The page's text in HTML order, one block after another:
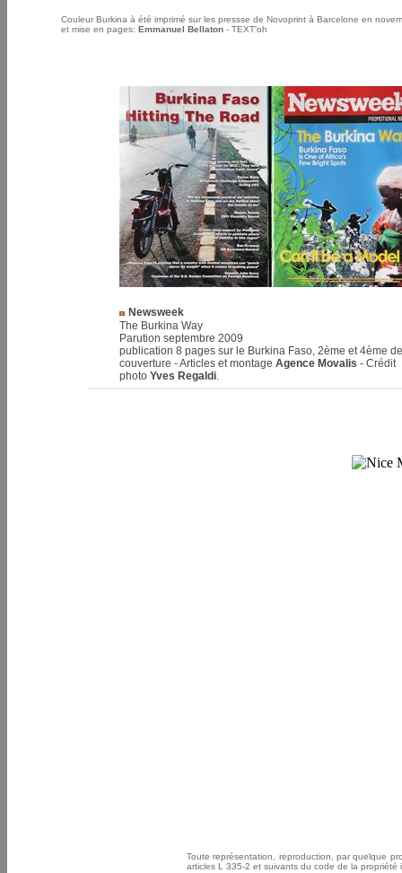
Couleur Burkina à été imprimé sur les pressse de Novoprint à Barcelone en
et mise en pages: Emmanuel Bellaton - TEXT'oh
Newsweek
The Burkina Way
Parution septembre 2009
publication 8 pages sur le Burkina Faso, 2ème et 4ème de
couverture - Articles et montage Agence Movalis - Crédit
photo Yves Regaldi.
Toute représentation, reproduction, par quelque
articles L 335-2 et suivants du code de la